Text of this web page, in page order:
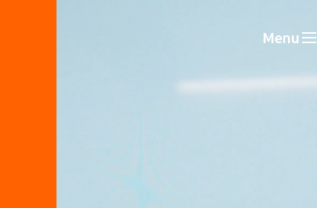
Menu